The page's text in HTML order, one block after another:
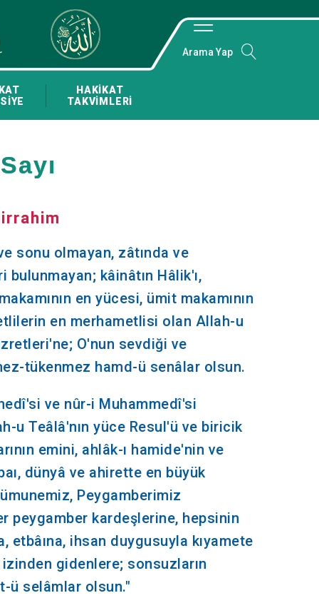
HAKİKAT
TAKVİMLERİ
Arama Yap
ve sonu olmayan, zâtında ve
bulunmayan; kâinâtın Hâlik'ı,
en yücesi, ümit makamının
en merhametlisi olan Allah-u
O'nun sevdiği ve
tükenmez hamd-ü senâlar olsun.
ve nûr-i Muhammedî'si
u Teâlâ'nın yüce Resul'ü ve biricik
emini, ahlâk-ı hamide'nin ve
dünyâ ve ahirette en büyük
Peygamberimiz
peygamber kardeşlerine, hepsinin
etbâına, ihsan duygusuyla kıyamete
gidenlere; sonsuzların
ü selâmlar olsun."